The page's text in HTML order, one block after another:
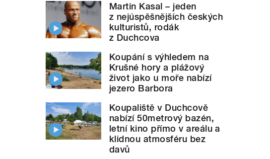
Martin Kasal – jeden
z nejúspěšnějších českých
kulturistů, rodák
z Duchcova
Koupání s výhledem na
Krušné hory a plážový
život jako u moře nabízí
jezero Barbora
Koupaliště v Duchcově
nabízí 50metrový bazén,
letní kino přímo v areálu a
klidnou atmosféru bez
davů